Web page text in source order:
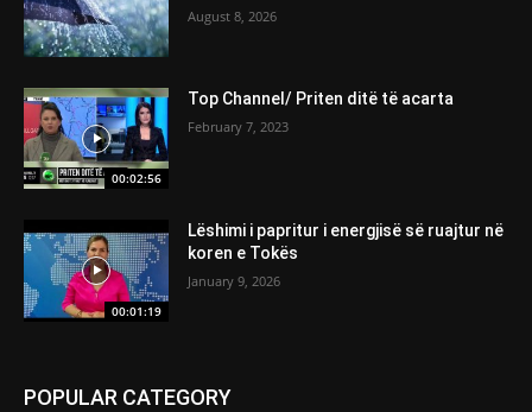
August 8, 2026
00:02:56
Top Channel/ Priten ditë të acarta
February 7, 2023
00:01:19
Lëshimi i papritur i energjisë së ruajtur në
koren e Tokës
January 9, 2026
POPULAR CATEGORY